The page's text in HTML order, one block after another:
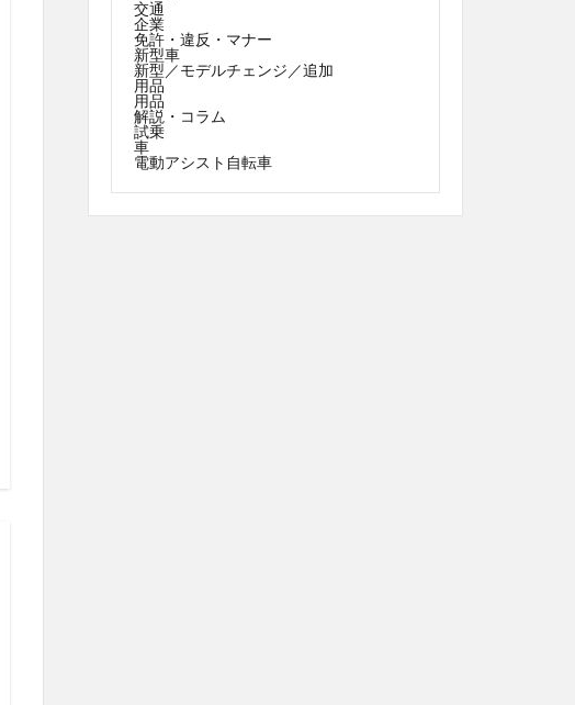
交通
企業
免許・違反・マナー
新型車
新型／モデルチェンジ／追加
用品
用品
解説・コラム
試乗
車
電動アシスト自転車